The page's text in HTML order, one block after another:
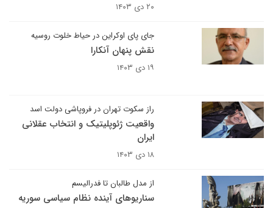
۲۰ دی ۱۴۰۳
جای پای اوکراین در حیاط خلوت روسیه
نقش پنهان آنکارا
۱۹ دی ۱۴۰۳
راز سکوت تهران در فروپاشی دولت اسد
واقعیت ژئوپلیتیک و انتخاب عقلانی
ایران
۱۸ دی ۱۴۰۳
از مدل طالبان تا فدرالیسم
سناریوهای آینده نظام سیاسی سوریه